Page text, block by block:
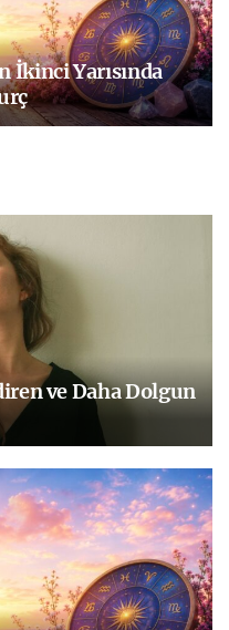
İkinci Yarısında
ve Daha Dolgun